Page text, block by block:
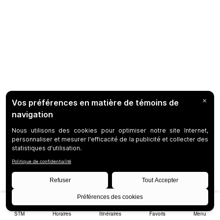
STM Horaires Itinéraires Favoris Menu